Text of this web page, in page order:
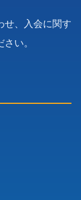
せ、入会に関す
い。